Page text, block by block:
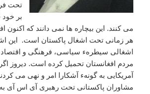
تحت
بر
می کنند. این بیچاره ها نمی دانند که اکنون
هر زمانی تحت اشغال پاکستان است. این
اشغالی سیطرهء سیاسی، فرهنگی و
مردم افغانستان تحمیل کرده است. دیروز
آمریکایی به گونهء آشکارا امر و نهی می
مشاوران پاکستانی تحت رهبری آی اس آی